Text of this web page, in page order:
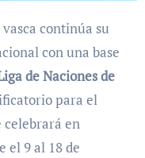
con una base
de Naciones de
para el
celebrará en
el 9 al 18 de